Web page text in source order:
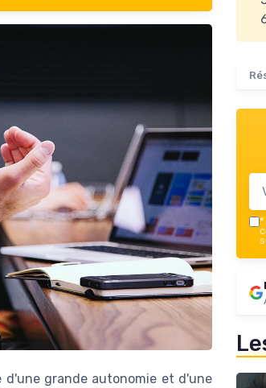
grande autonomie et d'une
*